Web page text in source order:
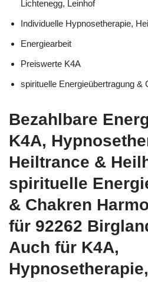
Lichtenegg, Leinhof
Individuelle Hypnosetherapie,
Energiearbeit
Preiswerte K4A
spirituelle Energieübertragung &
Bezahlbare
K4A,
Heiltrance &
spirituelle
& Chakren
für 92262
Auch für K4A,